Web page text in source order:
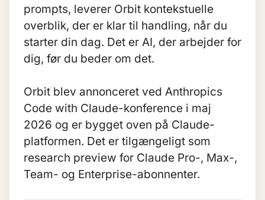
prompts, leverer Orbit kontekstuelle
overblik, der er klar til handling, når du
starter din dag. Det er AI, der arbejder for
dig, før du beder om det.
Orbit blev annonceret ved Anthropics
Code with Claude-konference i maj
2026 og er bygget oven på Claude-
platformen. Det er tilgængeligt som
research preview for Claude Pro-, Max-,
Team- og Enterprise-abonnenter.